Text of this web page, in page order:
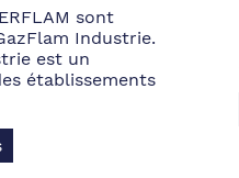
sont
Industrie.
est un
établissements